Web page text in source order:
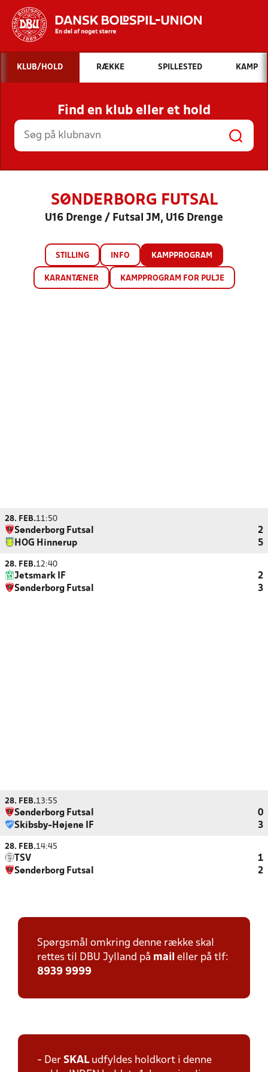
Hvad vil du søge efter?
INDHOLD OG NYHEDER
STILLINGER, RESULTATER, KLUBBER OG
HOLD
KLUB/HOLD RÆKKE SPILLESTED KAMP
Find en klub eller et hold
SØNDERBORG FUTSAL
U16 Drenge / Futsal JM, U16 Drenge
STILLING INFO KAMPPROGRAM
KARANTÆNER KAMPPROGRAM FOR PULJE
28. FEB.11:50
Sønderborg Futsal
2
HOG Hinnerup
5
28. FEB.12:40
Jetsmark IF
2
Sønderborg Futsal
3
28. FEB.13:55
Sønderborg Futsal
0
Skibsby-Højene IF
3
28. FEB.14:45
TSV
1
Sønderborg Futsal
2
Spørgsmål omkring denne række skal
rettes til DBU Jylland på mail eller på tlf:
8939 9999
- Der SKAL udfyldes holdkort i denne